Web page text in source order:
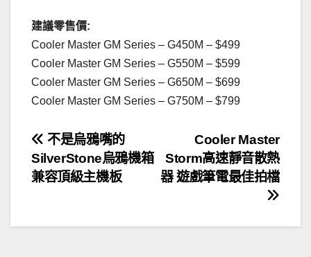
建議零售價:
Cooler Master GM Series – G450M – $499
Cooler Master GM Series – G550M – $599
Cooler Master GM Series – G650M – $699
Cooler Master GM Series – G750M – $799
文
章
覽
Cooler Master
Storm高速靜音散熱
器 遊戲筆電最佳拍檔
不是烏鴉嘴的
SilverStone烏鴉機箱
兼容頂級主機板